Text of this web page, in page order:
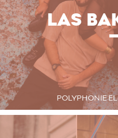
LAS
POLYPHONIE